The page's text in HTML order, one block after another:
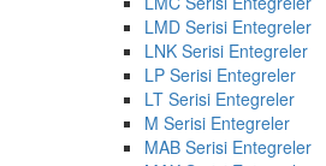
LMD Serisi Entegreler
LNK Serisi Entegreler
LP Serisi Entegreler
LT Serisi Entegreler
M Serisi Entegreler
MAB Serisi Entegreler